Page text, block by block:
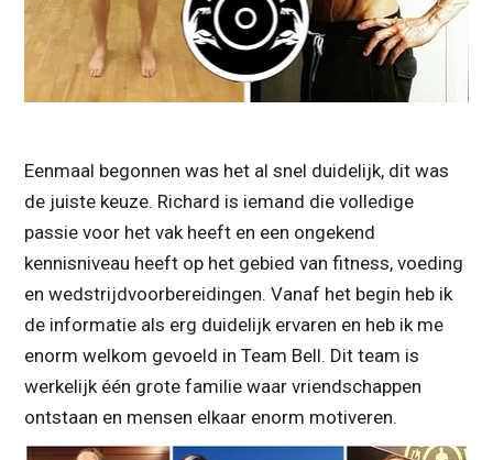
Eenmaal begonnen was het al snel duidelijk, dit was
de juiste keuze. Richard is iemand die volledige
passie voor het vak heeft en een ongekend
kennisniveau heeft op het gebied van fitness, voeding
en wedstrijdvoorbereidingen. Vanaf het begin heb ik
de informatie als erg duidelijk ervaren en heb ik me
enorm welkom gevoeld in Team Bell. Dit team is
werkelijk één grote familie waar vriendschappen
ontstaan en mensen elkaar enorm motiveren.